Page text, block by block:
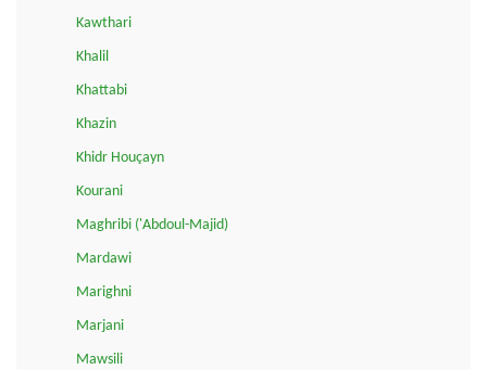
Kawthari
Khalil
Khattabi
Khazin
Khidr Houçayn
Kourani
Maghribi ('Abdoul-Majid)
Mardawi
Marighni
Marjani
Mawsili